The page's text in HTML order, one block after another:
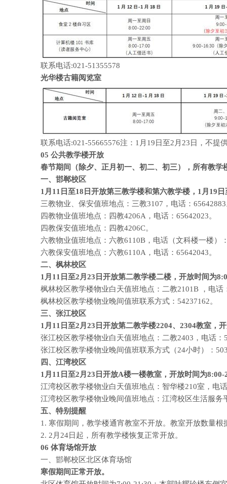
联系电话:021-51355578
光华楼古籍阅览室
联系电话:021-55665576注：1月19日至2月23日，不提
05 公共教学楼开放
春节期间（除夕、正月初一、初二、初三），所有教学
一、邯郸校区
1月11日至18日开放第三教学楼和第六教学楼，1月19
三教物业、保安值班地点：三教3107，电话：
四教物业值班地点：四教4206A，电话：65642023。
四教保安值班地点：四教4206C。
六教物业值班地点：六教6110B，电话（文科楼一楼）
六教保安值班地点：六教6110A，电话：65642043。
二、枫林校区
1月11日至2月23日开放第二教学楼二楼，开放时间为
枫林校区教学楼物业白天值班地点：二教2101B ，电话
枫林校区教学楼物业晚间值班联系方式：54237162。
三、张江校区
1月11日至2月23日开放第二教学楼2204、2304教室，
张江校区教学楼物业白天值班地点：二教2403，电话：
张江校区教学楼物业晚间值班联系方式（24小时）：
四、江湾校区
1月11日至2月23日开放A楼一楼教室，开放时间为8:00-
江湾校区教学楼物业白天值班地点：智华楼210室，电
江湾校区教学楼物业晚间值班地点：江湾校区生活服务
五、特别提醒
1. 寒假期间，教学楼通宵教室不开放。教室开放数量
2. 2月24日起，所有教学楼恢复正常开放。
06 体育场馆开放
一、邯郸校区北区体育场馆
寒假期间正常开放。